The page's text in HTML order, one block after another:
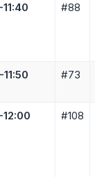
11:40 #88
11:50 #73
12:00 #108